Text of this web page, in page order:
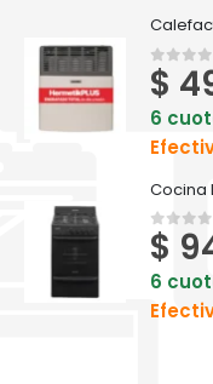
0out
$
6
0out
$
6